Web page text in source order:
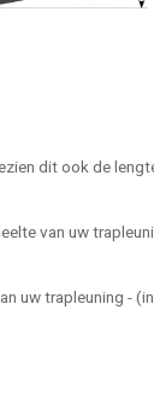
dit ook de
van uw
uw trapleuning -